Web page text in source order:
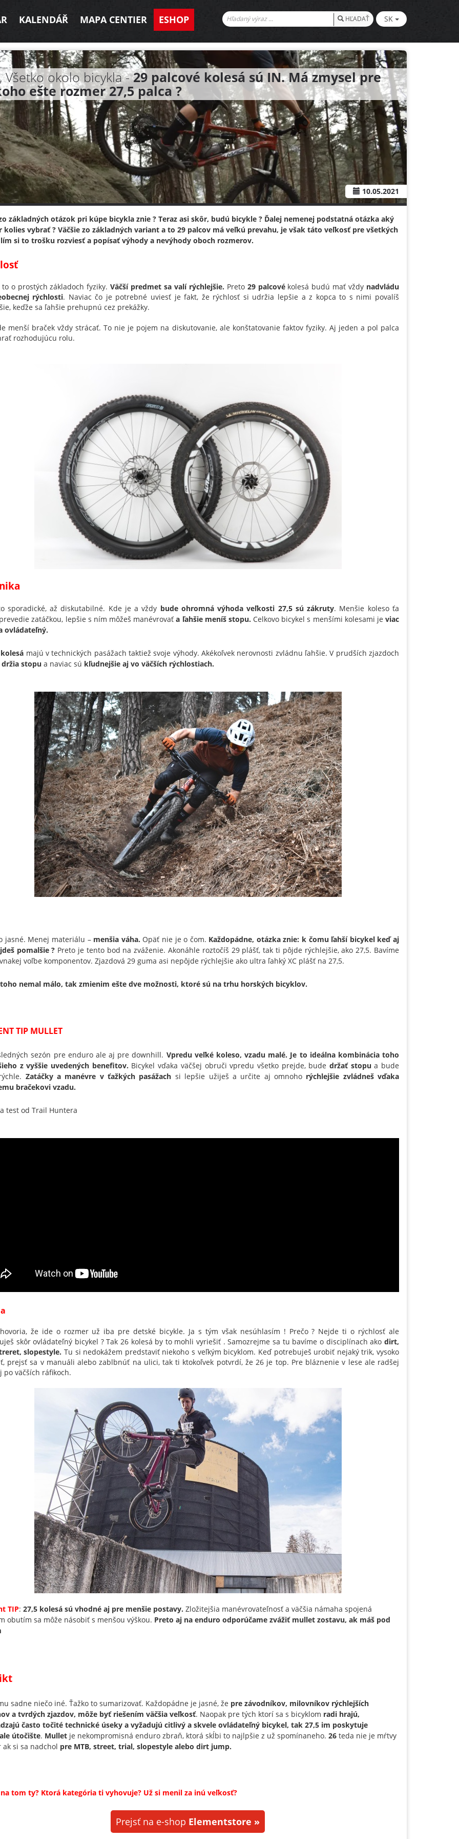
KALENDÁŘ MAPA CENTIER ESHOP HĽADAŤ SK
Všetko okolo bicykla -29 palcové kolesá sú IN. Má zmysel pre
ešte rozmer 27,5 palca ?
10.05.2021
základných otázok pri kúpe bicykla znie ? Teraz asi skôr, budú bicykle ? Ďalej nemenej podstatná otázka aký
kolies vybrať ? Väčšie zo základných variant a to 29 palcov má veľkú prevahu, je však táto veľkosť pre všetkých
si to trošku rozviesť a popísať výhody a nevýhody oboch rozmerov.
to o prostých základoch fyziky.Väčší predmet sa valí rýchlejšie. Preto 29 palcovékolesá budú mať vždy nadvládu
rýchlosti. Naviac čo je potrebné uviesť je fakt, že rýchlosť si udržia lepšie a z kopca to s nimi povalíš
keďže sa ľahšie prehupnú cez prekážky.
menší braček vždy strácať. To nie je pojem na diskutovanie, ale konštatovanie faktov fyziky. Aj jeden a pol palca
rozhodujúcu rolu.
sporadické, až diskutabilné. Kde je a vždy bude ohromná výhoda veľkosti 27,5 sú zákruty. Menšie koleso ťa
zatáčkou, lepšie s ním môžeš manévrovaťa ľahšie meníš stopu. Celkovo bicykel s menšími kolesami jeviac
ovládateľný.
majú v technických pasážach taktiež svoje výhody. Akékoľvek nerovnosti zvládnu ľahšie. V prudších zjazdoch
stopu a naviac sú kľudnejšie aj vo väčších rýchlostiach.
jasné. Menej materiálu – menšia váha. Opäť nie je o čom. Každopádne, otázka znie: k čomu ľahší bicykel keď aj
pomalšie ? Preto je tento bod na zváženie. Akonáhle roztočíš 29 plášť, tak ti pôjde rýchlejšie, ako 27,5. Bavíme
voľbe komponentov. Zjazdová 29 guma asi nepôjde rýchlejšie ako ultra ľahký XC plášť na 27,5.
nemal málo, tak zmienim ešte dve možnosti, ktoré sú na trhu horských bicyklov.
TIP MULLET
sezón pre enduro ale aj pre downhill. Vpredu veľké koleso, vzadu malé. Je to ideálna kombinácia toho
z vyššie uvedených benefitov. Bicykel vďaka väčšej obruči vpredu všetko prejde, bude držať stopu a bude
Zatáčky a manévre v ťažkých pasážach si lepšie užiješ a určite aj omnoho rýchlejšie zvládneš vďaka
bračekovi vzadu.
test od Trail Huntera
že ide o rozmer už iba pre detské bicykle. Ja s tým však nesúhlasím ! Prečo ? Nejde ti o rýchlosť ale
skôr ovládateľný bicykel ? Tak 26 kolesá by to mohli vyriešiť . Samozrejme sa tu bavíme o disciplínach ako dirt,
slopestyle. Tu si nedokážem predstaviť niekoho s veľkým bicyklom. Keď potrebuješ urobiť nejaký trik, vysoko
prejsť sa v manuáli alebo zablbnúť na ulici, tak ti ktokoľvek potvrdí, že 26 je top. Pre bláznenie v lese ale radšej
po väčších ráfikoch.
TIP: 27,5 kolesá sú vhodné aj pre menšie postavy. Zložitejšia manévrovateľnosť a väčšia námaha spojená
obutím sa môže násobiť s menšou výškou. Preto aj na enduro odporúčame zvážiť mullet zostavu, ak máš pod
sadne niečo iné. Ťažko to sumarizovať. Každopádne je jasné, že pre závodníkov, milovníkov rýchlejších
a tvrdých zjazdov, môže byť riešením väčšia veľkosť. Naopak pre tých ktorí sa s bicyklom radi hrajú,
často točité technické úseky a vyžadujú citlivý a skvele ovládateľný bicykel, tak 27,5 im poskytuje
útočište. Mullet je nekompromisná enduro zbraň, ktorá skĺbi to najlpšie z už spomínaneho. 26 teda nie je mŕtvy
ak si sa nadchol pre MTB, street, trial, slopestyle alebo dirt jump.
tom ty? Ktorá kategória ti vyhovuje? Už si menil za inú veľkosť?
Prejsť na e-shop Elementstore »